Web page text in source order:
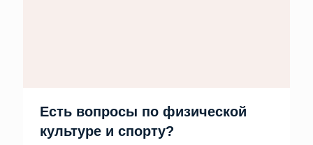
Есть вопросы по физической
культуре и спорту?